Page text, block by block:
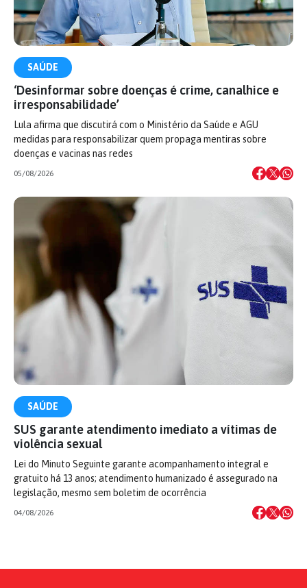
SAÚDE
‘Desinformar sobre doenças é crime, canalhice e
irresponsabilidade’
Lula afirma que discutirá com o Ministério da Saúde e AGU
medidas para responsabilizar quem propaga mentiras sobre
doenças e vacinas nas redes
05/08/2026
SAÚDE
SUS garante atendimento imediato a vítimas de
violência sexual
Lei do Minuto Seguinte garante acompanhamento integral e
gratuito há 13 anos; atendimento humanizado é assegurado na
legislação, mesmo sem boletim de ocorrência
04/08/2026